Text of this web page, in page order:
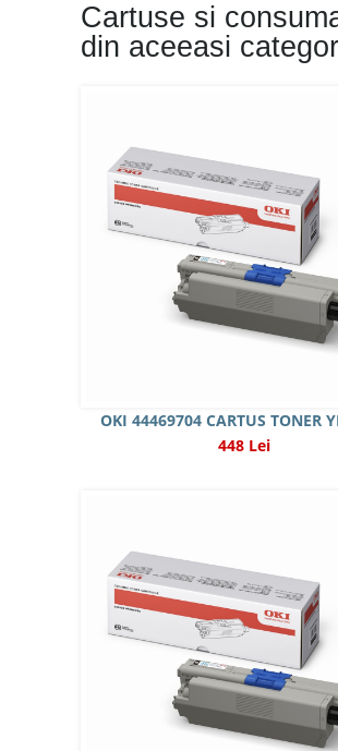
Cartuse si
din aceeasi
OKI 44469704 CARTUS TONER
448 Lei